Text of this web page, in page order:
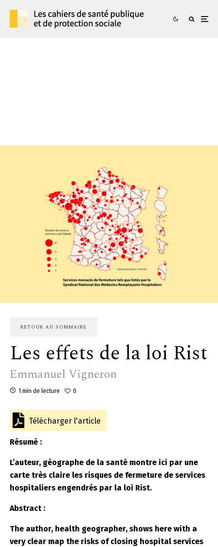
RETOUR AU SOMMAIRE
Les effets de la loi Rist
Emmanuel Vigneron
1 min de lecture 0
Télécharger l'article
Résumé :
L’auteur, géographe de la santé montre ici par une
carte très claire les risques de fermeture de services
hospitaliers engendrés par la loi Rist.
Abstract :
The author, health geographer, shows here with a
very clear map the risks of closing hospital services